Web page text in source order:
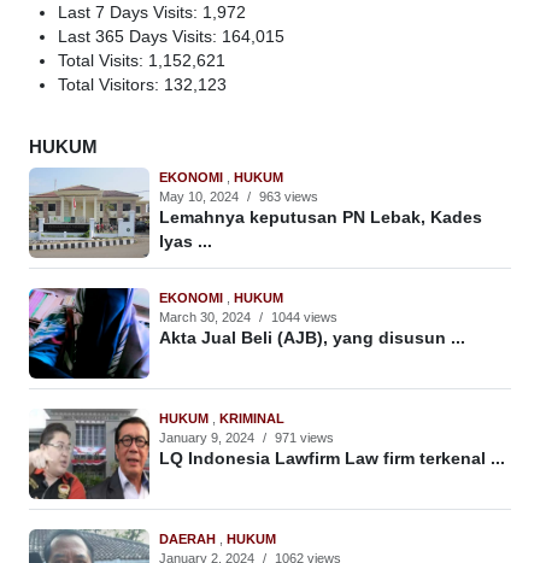
Last 7 Days Visits: 1,972
Last 365 Days Visits: 164,015
Total Visits: 1,152,621
Total Visitors: 132,123
HUKUM
EKONOMI , HUKUM
May 10, 2024 / 963 views
Lemahnya keputusan PN Lebak, Kades
Iyas ...
EKONOMI , HUKUM
March 30, 2024 / 1044 views
Akta Jual Beli (AJB), yang disusun ...
HUKUM , KRIMINAL
January 9, 2024 / 971 views
LQ Indonesia Lawfirm Law firm terkenal ...
DAERAH , HUKUM
January 2, 2024 / 1062 views